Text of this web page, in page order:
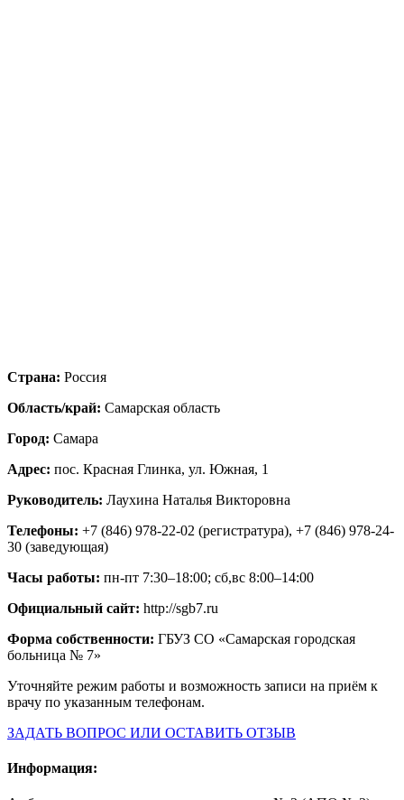
Страна: Россия
Область/край: Самарская область
Город: Самара
Адрес: пос. Красная Глинка, ул. Южная, 1
Руководитель: Лаухина Наталья Викторовна
Телефоны: +7 (846) 978-22-02 (регистратура), +7 (846) 978-24-
30 (заведующая)
Часы работы: пн-пт 7:30–18:00; сб,вс 8:00–14:00
Официальный сайт: http://sgb7.ru
Форма собственности: ГБУЗ СО «Самарская городская
больница № 7»
Уточняйте режим работы и возможность записи на приём к
врачу по указанным телефонам.
ЗАДАТЬ ВОПРОС ИЛИ ОСТАВИТЬ ОТЗЫВ
Информация: